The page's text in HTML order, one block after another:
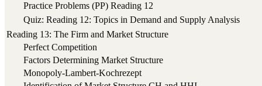
Prac­ti­ce Pro­blems (PP) Rea­ding 12
Quiz: Rea­ding 12: Topics in Demand and Sup­p­ly Analysis
Reading 13: The Firm and Market Structure
Per­fect Competition
Fac­tors Deter­mi­ning Mar­ket Structure
Mono­po­ly-Lam­bert-Koch­re­zept